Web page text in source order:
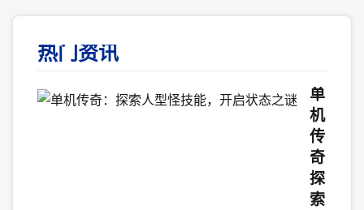
热门资讯
单
机
传
奇：
探
索